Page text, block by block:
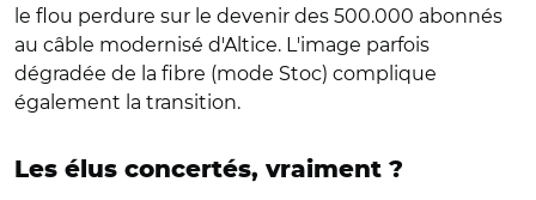
le flou perdure sur le devenir des 500.000 abonnés
au câble modernisé d'Altice. L'image parfois
dégradée de la fibre (mode Stoc) complique
également la transition.
Les élus concertés, vraiment ?